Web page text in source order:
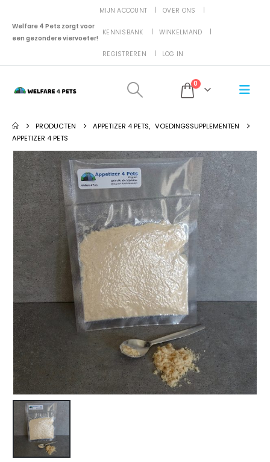
Welfare 4 Pets zorgt voor
een gezondere viervoeter!
MIJN ACCOUNT OVER ONS
KENNISBANK WINKELMAND
REGISTREREN LOG IN
0
PRODUCTEN APPETIZER 4 PETS, VOEDINGSSUPPLEMENTEN
APPETIZER 4 PETS